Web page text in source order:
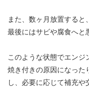
また、数ヶ月放置すると
最後にはサビや腐食へと
このような状態でエンジ
焼き付きの原因になった
し、必要に応じて補充や